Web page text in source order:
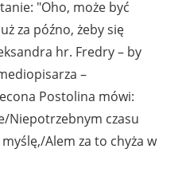
"Oho, może być
za późno, żeby się
hr. Fredry – by
–
Postolina mówi:
Niepotrzebnym czasu
Alem za to chyża w